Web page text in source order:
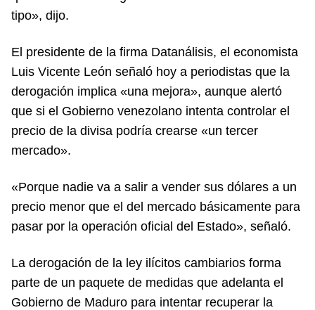
tipo», dijo.
El presidente de la firma Datanálisis, el economista
Luis Vicente León señaló hoy a periodistas que la
derogación implica «una mejora», aunque alertó
que si el Gobierno venezolano intenta controlar el
precio de la divisa podría crearse «un tercer
mercado».
«Porque nadie va a salir a vender sus dólares a un
precio menor que el del mercado básicamente para
pasar por la operación oficial del Estado», señaló.
La derogación de la ley ilícitos cambiarios forma
parte de un paquete de medidas que adelanta el
Gobierno de Maduro para intentar recuperar la